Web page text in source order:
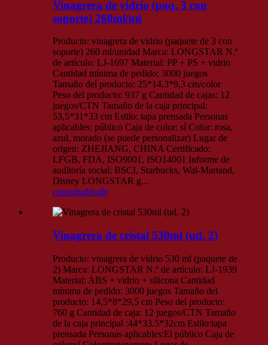
Vinagrera de vidrio (paq. 3 con
soporte) 260ml/ud
Producto: vinagrera de vidrio (paquete de 3 con
soporte) 260 ml/unidad Marca: LONGSTAR N.º
de artículo: LJ-1697 Material: PP + PS + vidrio
Cantidad mínima de pedido: 3000 juegos
Tamaño del producto: 25*14,3*9,3 cm/color
Peso del producto: 937 g Cantidad de cajas: 12
juegos/CTN Tamaño de la caja principal:
53,5*31*33 cm Estilo: tapa prensada Personas
aplicables: público Caja de color: sí Color: rosa,
azul, morado (se puede personalizar) Lugar de
origen: ZHEJIANG, CHINA Certificado:
LFGB, FDA, ISO9001, ISO14001 Informe de
auditoría social: BSCI, Starbucks, Wal-Martand,
Disney LONGSTAR g...
consultadetalle
Vinagrera de cristal 530ml (ud. 2)
Producto: vinagrera de vidrio 530 ml (paquete de
2) Marca: LONGSTAR N.º de artículo: LJ-1939
Material: ABS + vidrio + silicona Cantidad
mínima de pedido: 3000 juegos Tamaño del
producto: 14,5*8*29,5 cm Peso del producto:
760 g Cantidad de caja: 12 juegos/CTN Tamaño
de la caja principal :44*33.5*32cm Estilo:tapa
prensada Personas aplicables:El público Caja de